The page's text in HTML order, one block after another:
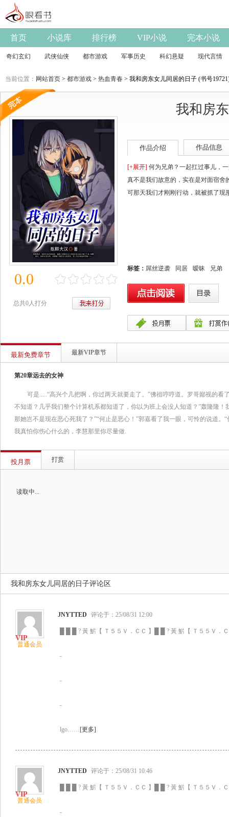
首页 小说库 排行榜 VIP小说 完本小说
奇幻玄幻 武侠仙侠 都市游戏 军事历史 科幻悬疑 现代言情
当前位置： 网站首页 > 都市游戏 > 热血青春 > 我和房东女儿同居的日子 (书号
0.0
总共0人打分
我和房
作品介绍 作品信息
[+展开] 何为兄弟？一起扛过事儿，
真不是我们故意的，实在是对面宿舍
可那天我们才刚刚行动，就被抓了
标签： 屌丝逆袭 同居 暧昧 兄弟
最新免费章节 最新VIP章节
第20章远去的女神
可是.....“高兴个几把啊，你过两天就要走了。”佛祖哼哼道。罗哥鄙视的
不知道？几乎我们整个计算机系都知道了，你以为班上会没人知道？”轰隆隆！
那她岂不是现在恶心死我了？”“何止是恶心！”郭嘉看了我一眼，可怜的说道
我真怕你伤心什么的，李慧那里你尽量做.
投月票 打赏
读取中...
我和房东女儿同居的日子评论区
普通会员
JNYTTED 评论于：25/08/31 12:00
█ █ █ ? 黃 魸【 Ｔ５５Ｖ．ＣＣ 】█ █ ? 黃 魸【 Ｔ５５Ｖ．
-
-
-
lgo……[更多]
普通会员
JNYTTED 评论于：25/08/31 10:46
█ █ █ ? 黃 魸【 Ｔ５５Ｖ．ＣＣ 】█ █ ? 黃 魸【 Ｔ５５Ｖ．
-